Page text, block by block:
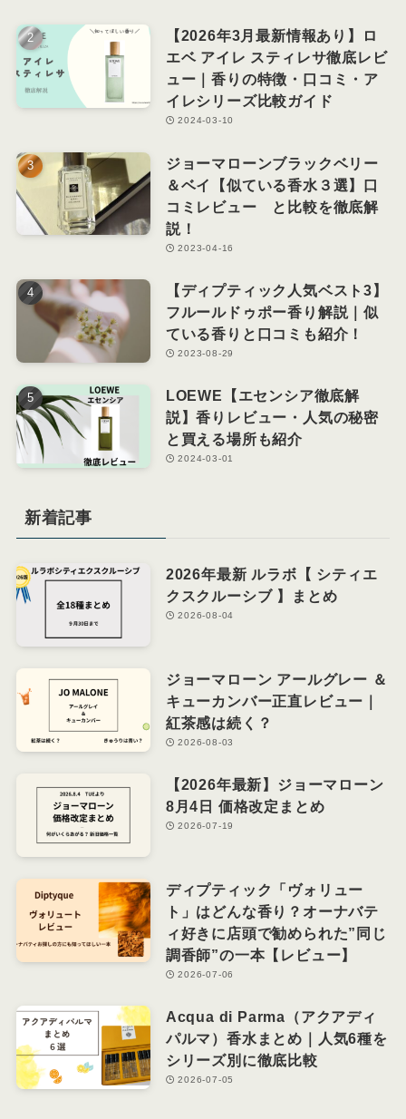
【2026年3月最新情報あり】ロ
エベ アイレ スティレサ徹底レビ
ュー｜香りの特徴・口コミ・ア
イレシリーズ比較ガイド
2024-03-10
ジョーマローンブラックベリー
＆ベイ【似ている香水３選】口
コミレビュー と比較を徹底解
説！
2023-04-16
【ディプティック人気ベスト3】
フルールドゥポー香り解説｜似
ている香りと口コミも紹介！
2023-08-29
LOEWE【エセンシア徹底解
説】香りレビュー・人気の秘密
と買える場所も紹介
2024-03-01
新着記事
2026年最新 ルラボ【 シティエ
クスクルーシブ 】まとめ
2026-08-04
ジョーマローン アールグレー ＆
キューカンバー正直レビュー｜
紅茶感は続く？
2026-08-03
【2026年最新】ジョーマローン
8月4日 価格改定まとめ
2026-07-19
ディプティック「ヴォリュー
ト」はどんな香り？オーナバテ
ィ好きに店頭で勧められた”同じ
調香師”の一本【レビュー】
2026-07-06
Acqua di Parma（アクアディ
パルマ）香水まとめ｜人気6種を
シリーズ別に徹底比較
2026-07-05